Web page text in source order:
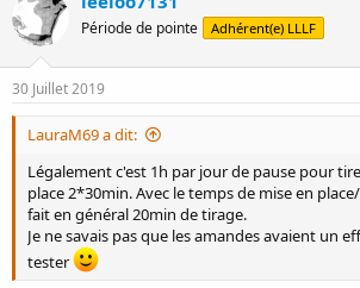
Gros bisous et bons tirages
Période de pointe Adhérent(e) LLLF
30 Juillet 2019
LauraM69 a dit:
Légalement c'est 1h par jour de pause pour
place 2*30min. Avec le temps de mise en
fait en général 20min de tirage.
Je ne savais pas que les amandes avaient un
tester